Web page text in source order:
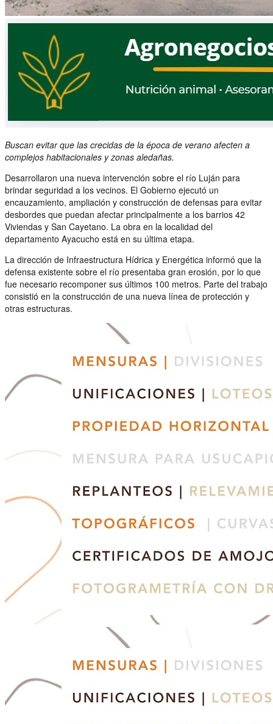
Buscan evitar que las crecidas de la época de verano afecten a
complejos habitacionales y zonas aledañas.
Desarrollaron una nueva intervención sobre el río Luján para
brindar seguridad a los vecinos. El Gobierno ejecutó un
encauzamiento, ampliación y construcción de defensas para evitar
desbordes que puedan afectar principalmente a los barrios 42
Viviendas y San Cayetano. La obra en la localidad del
departamento Ayacucho está en su última etapa.
La dirección de Infraestructura Hídrica y Energética informó que la
defensa existente sobre el río presentaba gran erosión, por lo que
fue necesario recomponer sus últimos 100 metros. Parte del trabajo
consistió en la construcción de una nueva línea de protección y
otras estructuras.